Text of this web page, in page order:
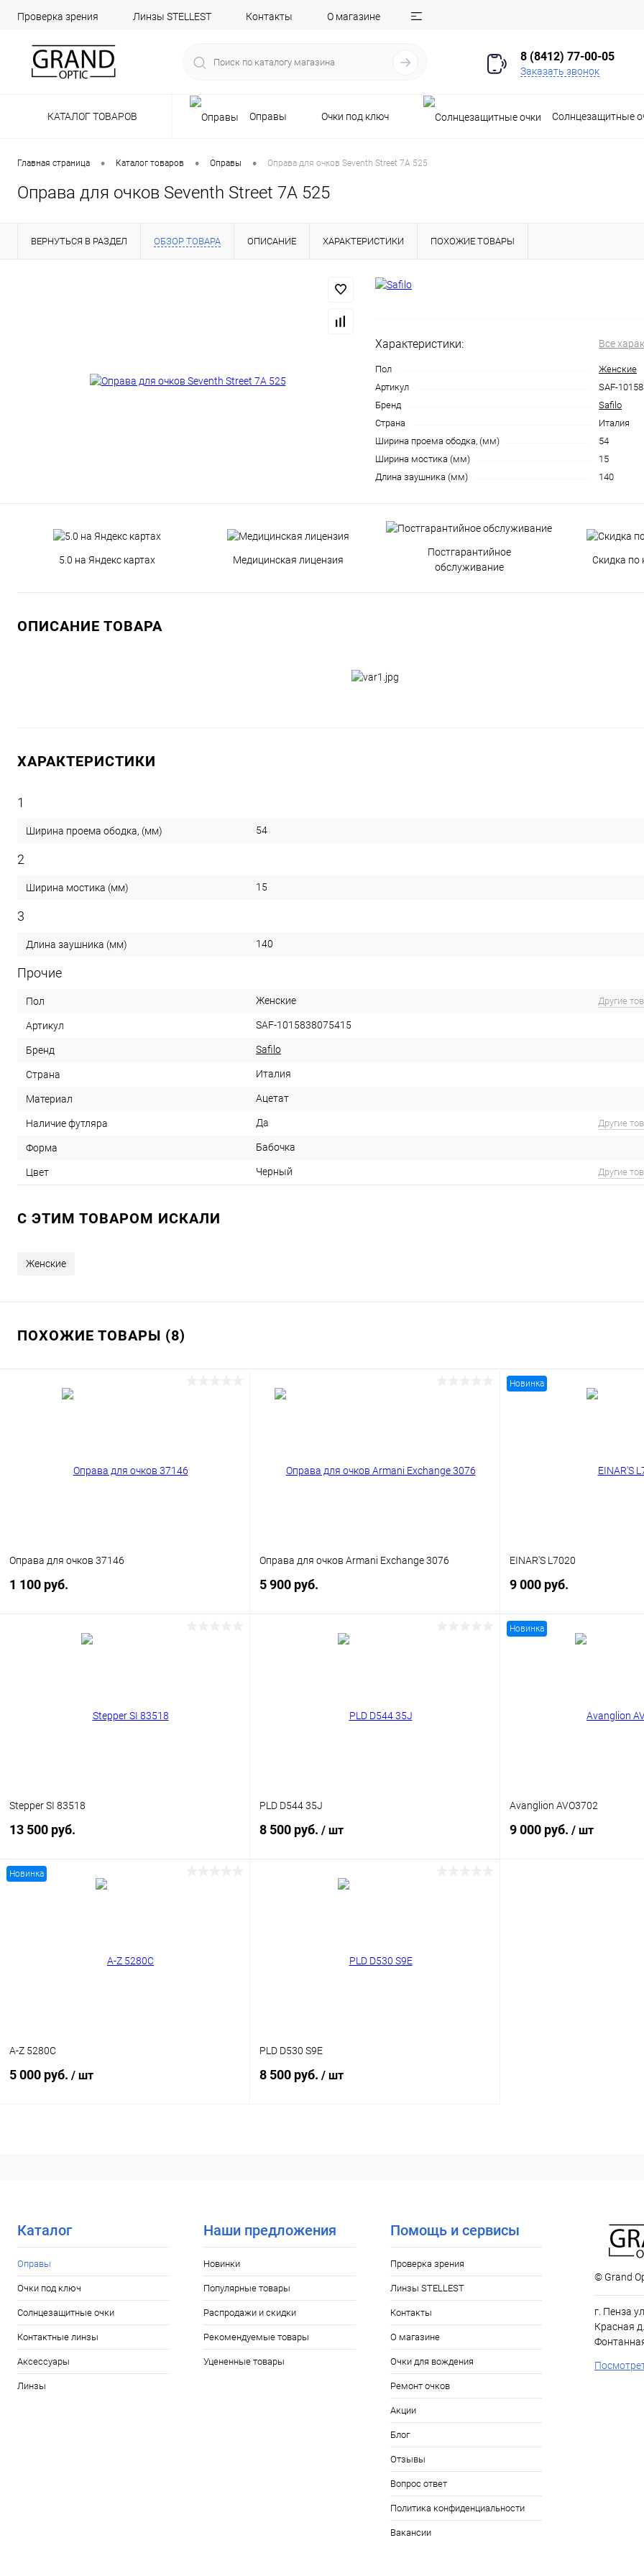
Проверка зрения Линзы STELLEST Контакты О магазине
8 (8412) 77-00-05
Заказать звонок
КАТАЛОГ ТОВАРОВ Оправы Очки под ключ Солнцезащитные
Главная страница • Каталог товаров • Оправы • Оправа для очков Seventh Street 7A 525
Оправа для очков Seventh Street 7A 525
ВЕРНУТЬСЯ В РАЗДЕЛ ОБЗОР ТОВАРА ОПИСАНИЕ ХАРАКТЕРИСТИКИ ПОХОЖИЕ ТОВАРЫ
Характеристики: Все
Пол
Женские
Артикул
SAF-
Бренд
Safilo
Страна
Италия
Ширина проема ободка, (мм)
54
Ширина мостика (мм)
15
Длина заушника (мм)
140
5.0 на Яндекс картах Медицинская лицензия
Постгарантийное
обслуживание
Скидка по
ОПИСАНИЕ ТОВАРА
ХАРАКТЕРИСТИКИ
1
Ширина проема ободка, (мм) 54
2
Ширина мостика (мм) 15
3
Длина заушника (мм) 140
Прочие
Пол Женские Другие
Артикул SAF-1015838075415
Бренд Safilo
Страна Италия
Материал Ацетат
Наличие футляра Да Другие
Форма Бабочка
Цвет Черный Другие
C ЭТИМ ТОВАРОМ ИСКАЛИ
Женские
ПОХОЖИЕ ТОВАРЫ (8)
Оправа для очков 37146
1 100 руб.
Оправа для очков Armani Exchange 3076
5 900 руб.
Новинка
EINAR'S L7020
9 000 руб.
Stepper SI 83518
13 500 руб.
PLD D544 35J
8 500 руб. / шт
Новинка
Avanglion AVO3702
9 000 руб. / шт
Новинка
A-Z 5280C
5 000 руб. / шт
PLD D530 S9E
8 500 руб. / шт
Каталог
Оправы
Очки под ключ
Солнцезащитные очки
Контактные линзы
Аксессуары
Линзы
Наши предложения
Новинки
Популярные товары
Распродажи и скидки
Рекомендуемые товары
Уцененные товары
Помощь и сервисы
Проверка зрения
Линзы STELLEST
Контакты
О магазине
Очки для вождения
Ремонт очков
Акции
Блог
Отзывы
Вопрос ответ
Политика конфиденциальности
Вакансии
© Grand
г. Пенза
Красная